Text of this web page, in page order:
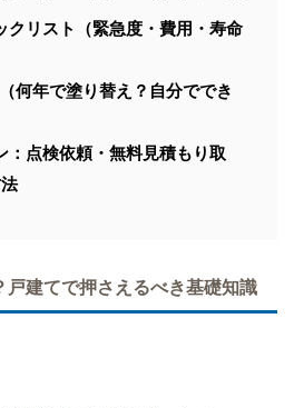
クリスト（緊急度・費用・寿命
何年で塗り替え？自分ででき
：点検依頼・無料見積もり取
戸建てで押さえるべき基礎知識